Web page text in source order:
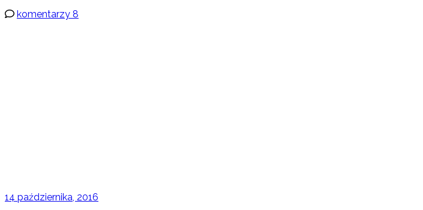
komentarzy 8
14 października, 2016